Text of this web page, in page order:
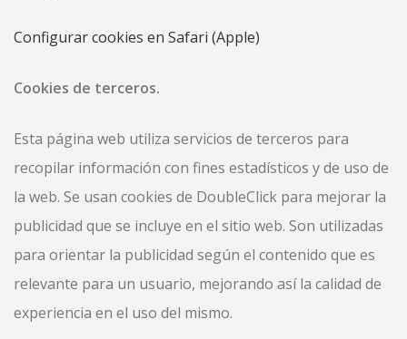
Configurar cookies en Safari (Apple)
Cookies de terceros.
Esta página web utiliza servicios de terceros para
recopilar información con fines estadísticos y de uso de
la web. Se usan cookies de DoubleClick para mejorar la
publicidad que se incluye en el sitio web. Son utilizadas
para orientar la publicidad según el contenido que es
relevante para un usuario, mejorando así la calidad de
experiencia en el uso del mismo.